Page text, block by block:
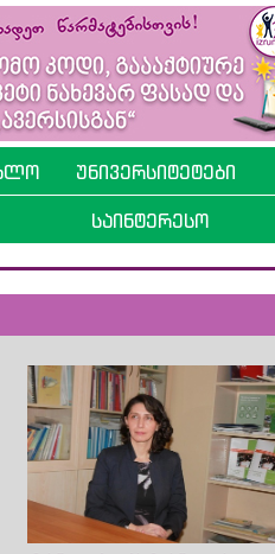
უნივერსიტეტები
საინტერესო